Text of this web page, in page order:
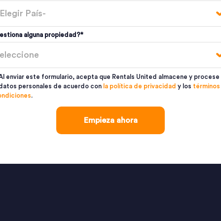
alguna propiedad?*
enviar este formulario, acepta que Rentals United almacene y procese
personales de acuerdo con la política de privacidad y los términos
.